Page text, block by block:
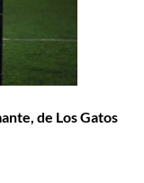
de Los Gatos